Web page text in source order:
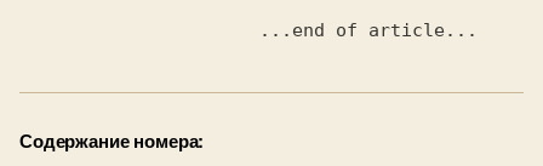
Содержание номера: